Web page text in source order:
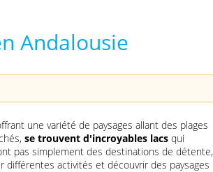
Andalousie
une variété de paysages allant des plages
se trouvent d'incroyables lacs qui
pas simplement des destinations de détente,
activités et découvrir des paysages